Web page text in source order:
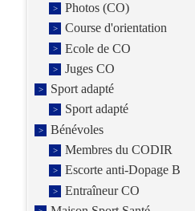
Photos (CO)
Course d'orientation
Ecole de CO
Juges CO
Sport adapté
Sport adapté
Bénévoles
Membres du CODIR
Escorte anti-Dopage B
Entraîneur CO